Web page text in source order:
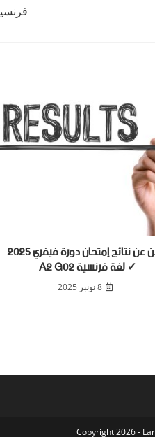
إعلان عن نتائج إمتحان دورة فيفري 2025
✓ لغة فرنسية A2 G02
8 نونبر 2025
Copyright 2026 -